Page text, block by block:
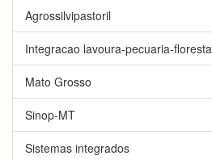
Agrossilvipastoril
Integracao lavoura-pecuaria-floresta
Mato Grosso
Sinop-MT
Sistemas integrados